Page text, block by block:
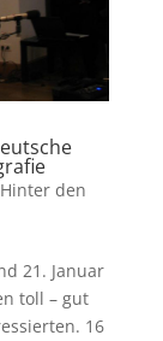
Hinter den
21. Januar
toll – gut
16